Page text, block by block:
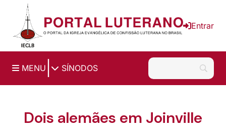
Ir para o conteúdo principal
Entrar
MENU SÍNODOS
Dois alemães em Joinville